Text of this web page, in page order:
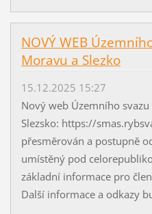
NOVÝ WEB
Moravu a Slezko
15.12.2025 15:27
Nový web Územního
Slezsko: https://
přesměrován a postupně
umístěný pod
základní informace pro
Další informace a odkazy